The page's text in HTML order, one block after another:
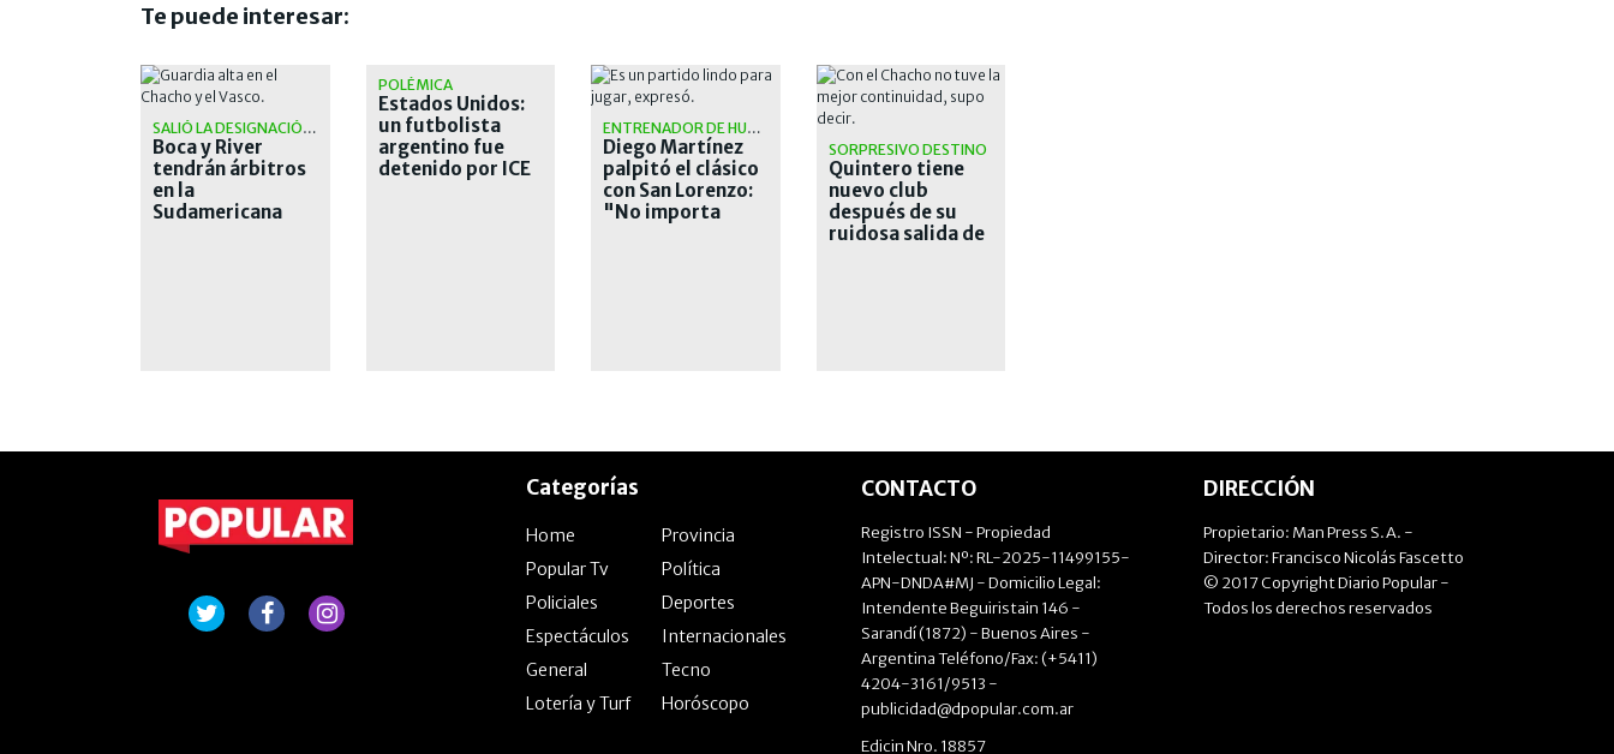
Te puede interesar:
SALIÓ LA DESIGNACIÓN OFICIAL
Boca y River
tendrán árbitros
en la
Sudamericana
POLÉMICA
Estados Unidos:
un futbolista
argentino fue
detenido por ICE
ENTRENADOR DE HURACÁN
Diego Martínez
palpitó el clásico
con San Lorenzo:
"No importa
SORPRESIVO DESTINO
Quintero tiene
nuevo club
después de su
ruidosa salida de
Categorías
Home
Provincia
Popular Tv
Política
Policiales
Deportes
Espectáculos
Internacionales
General
Tecno
Lotería y Turf
Horóscopo
CONTACTO
Registro ISSN - Propiedad
Intelectual: Nº: RL-2025-11499155-
APN-DNDA#MJ - Domicilio Legal:
Intendente Beguiristain 146 -
Sarandí (1872) - Buenos Aires -
Argentina Teléfono/Fax: (+5411)
4204-3161/9513 -
publicidad@dpopular.com.ar
Edicin Nro. 18857
DIRECCIÓN
Propietario: Man Press S.A. -
Director: Francisco Nicolás Fascetto
© 2017 Copyright Diario Popular -
Todos los derechos reservados